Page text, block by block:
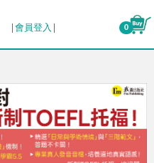
排序
出版日期 (舊→新)
銷售量 (高→低)
會員登入 0